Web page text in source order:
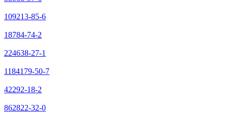
109213-85-6
18784-74-2
224638-27-1
1184179-50-7
42292-18-2
862822-32-0